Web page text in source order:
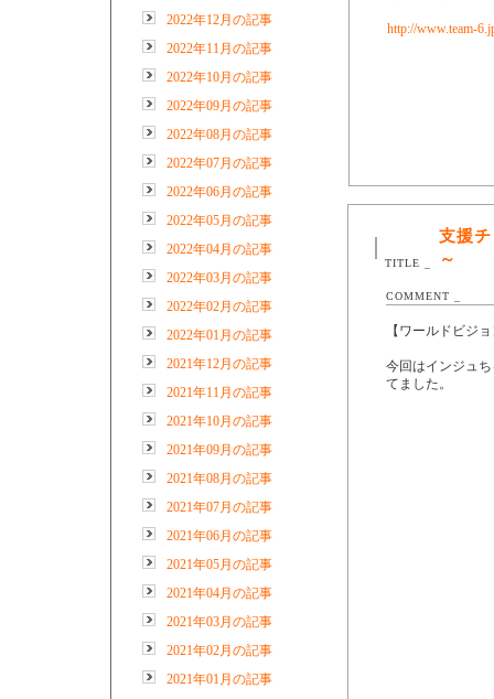
2022年12月の記事
2022年11月の記事
2022年10月の記事
2022年09月の記事
2022年08月の記事
2022年07月の記事
2022年06月の記事
2022年05月の記事
2022年04月の記事
2022年03月の記事
2022年02月の記事
2022年01月の記事
2021年12月の記事
2021年11月の記事
2021年10月の記事
2021年09月の記事
2021年08月の記事
2021年07月の記事
2021年06月の記事
2021年05月の記事
2021年04月の記事
2021年03月の記事
2021年02月の記事
2021年01月の記事
http://www.team-
TITLE _
支援
～
COMMENT _
【ワールドビジ
今回はインジュ
てました。